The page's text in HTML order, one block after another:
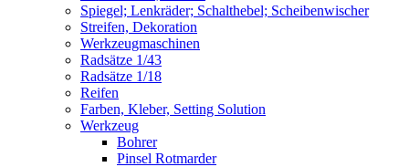
Spiegel; Lenkräder; Schalthebel; Scheibenwischer
Streifen, Dekoration
Werkzeugmaschinen
Radsätze 1/43
Radsätze 1/18
Reifen
Farben, Kleber, Setting Solution
Werkzeug
Bohrer
Pinsel Rotmarder